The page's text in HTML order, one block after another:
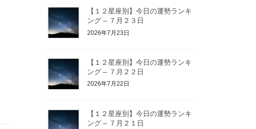
【１２星座別】今日の運勢ランキ
ング – ７月２３日
2026年7月23日
【１２星座別】今日の運勢ランキ
ング – ７月２２日
2026年7月22日
【１２星座別】今日の運勢ランキ
ング – ７月２１日